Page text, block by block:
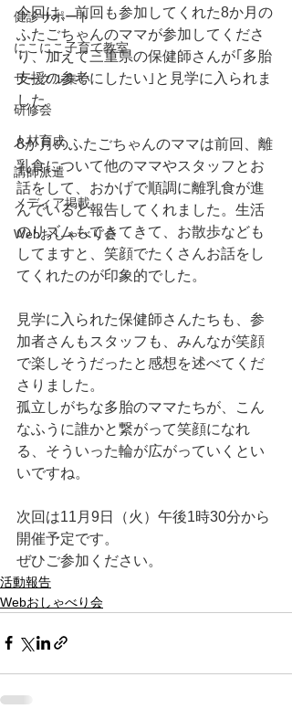
健診サポート
にこにこ子育て教室
サークル集い
研修会
人材育成
講師派遣
メディア掲載
Webおしゃべり会
今回は、前回も参加してくれた8か月の
ふたごちゃんのママが参加してくださ
り、加えて三重県の保健師さんが｢多胎
支援の参考にしたい｣と見学に入られま
した。
8か月のふたごちゃんのママは前回、離
乳食について他のママやスタッフとお
話をして、おかげで順調に離乳食が進
んでいると報告してくれました。生活
のリズムもできてきて、お散歩なども
してますと、笑顔でたくさんお話をし
てくれたのが印象的でした。
見学に入られた保健師さんたちも、参
加者さんもスタッフも、みんなが笑顔
で楽しそうだったと感想を述べてくだ
さりました。
孤立しがちな多胎のママたちが、こん
なふうに誰かと繋がって笑顔になれ
る、そういった輪が広がっていくとい
いですね。
次回は11月9日（火）午後1時30分から
開催予定です。
ぜひご参加ください。
活動報告
Webおしゃべり会